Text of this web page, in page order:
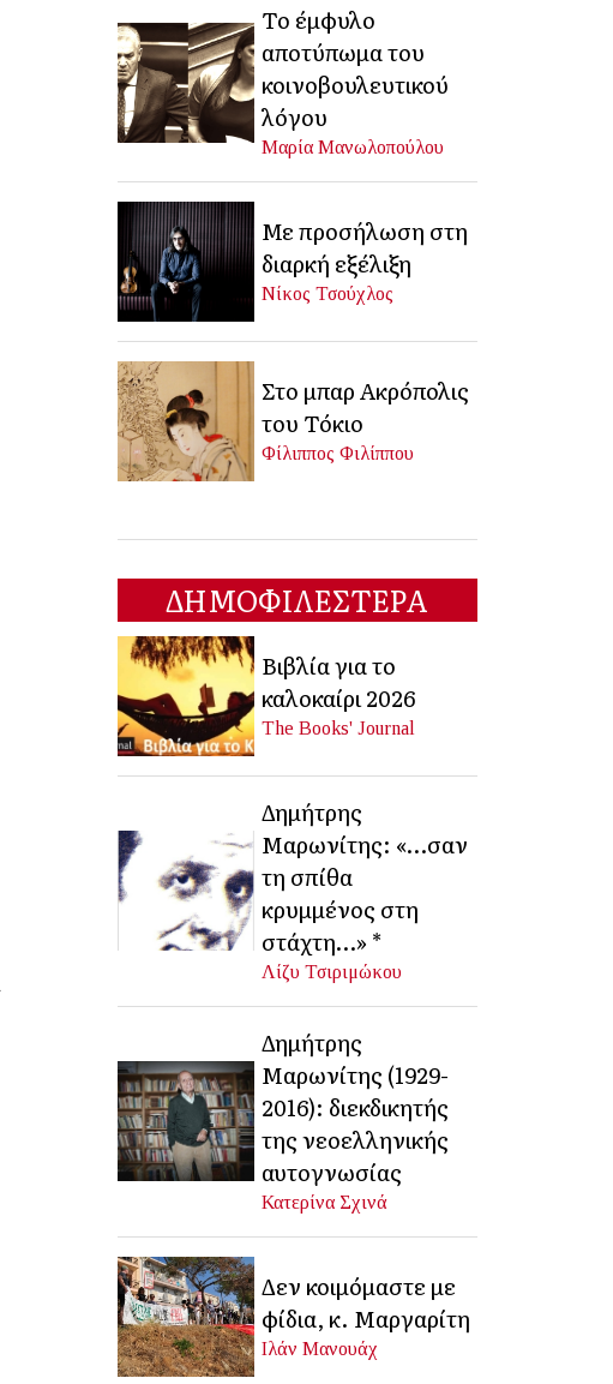
Το έμφυλο
αποτύπωμα του
κοινοβουλευτικού
λόγου
Μαρία Μανωλοπούλου
Με προσήλωση στη
διαρκή εξέλιξη
Νίκος Τσούχλος
Στο μπαρ Ακρόπολις
του Τόκιο
Φίλιππος Φιλίππου
ΔΗΜΟΦΙΛΕΣΤΕΡΑ
Βιβλία για το
καλοκαίρι 2026
The Books' Journal
Δημήτρης
Μαρωνίτης: «…σαν
τη σπίθα
κρυμμένος στη
στάχτη…» *
Λίζυ Τσιριμώκου
Δημήτρης
Μαρωνίτης (1929-
2016): διεκδικητής
της νεοελληνικής
αυτογνωσίας
Κατερίνα Σχινά
Δεν κοιμόμαστε με
φίδια, κ. Μαργαρίτη
Ιλάν Μανουάχ